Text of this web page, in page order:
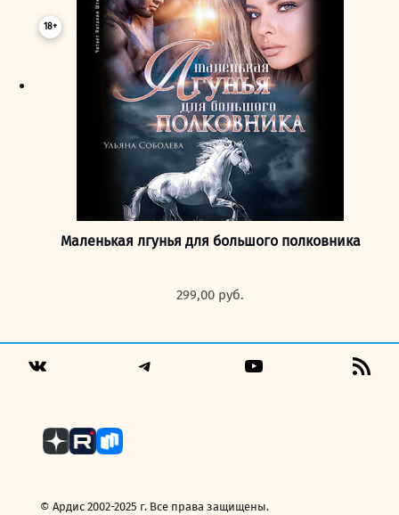
18+
Маленькая лгунья для большого полковника
299,00 руб.
© Ардис 2002-2025 г. Все права защищены.